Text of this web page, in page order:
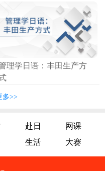
理学日语：丰田生产方
多>>
赴日
网课
生活 大赛